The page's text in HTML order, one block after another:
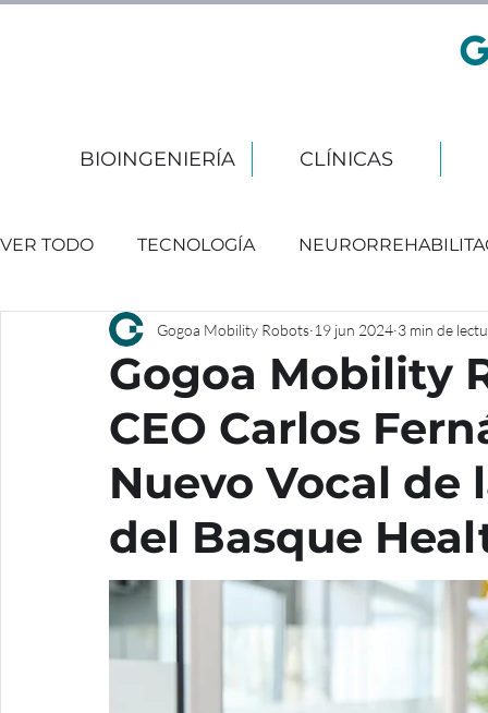
BIOINGENIERÍA CLÍNICAS
VER TODO TECNOLOGÍA
EVENTOS
Gogoa Mobility
CEO Carlos
Nuevo Vocal de
del Basque
Gogoa Mobility Robots 19 jun 2024 3 min de